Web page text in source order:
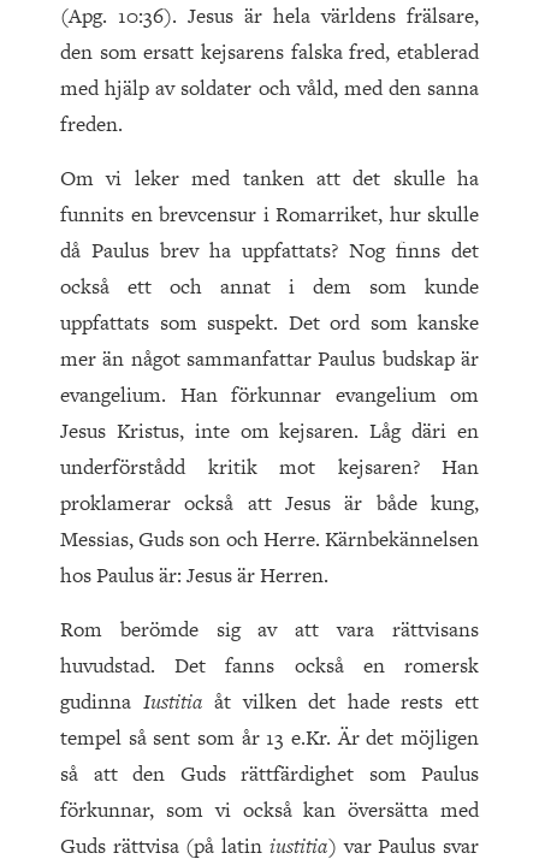
(Apg. 10:36). Jesus är hela världens frälsare,
den som ersatt kejsarens falska fred, etablerad
med hjälp av soldater och våld, med den sanna
freden.
Om vi leker med tanken att det skulle ha
funnits en brevcensur i Romarriket, hur skulle
då Paulus brev ha uppfattats? Nog finns det
också ett och annat i dem som kunde
uppfattats som suspekt. Det ord som kanske
mer än något sammanfattar Paulus budskap är
evangelium. Han förkunnar evangelium om
Jesus Kristus, inte om kejsaren. Låg däri en
underförstådd kritik mot kejsaren? Han
proklamerar också att Jesus är både kung,
Messias, Guds son och Herre. Kärnbekännelsen
hos Paulus är: Jesus är Herren.
Rom berömde sig av att vara rättvisans
huvudstad. Det fanns också en romersk
gudinna Iustitia åt vilken det hade rests ett
tempel så sent som år 13 e.Kr. Är det möjligen
så att den Guds rättfärdighet som Paulus
förkunnar, som vi också kan översätta med
Guds rättvisa (på latin iustitia) var Paulus svar